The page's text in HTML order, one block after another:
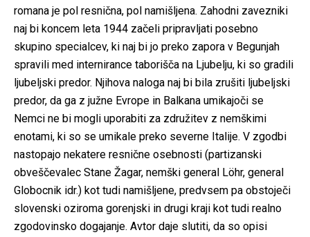
romana je pol resnična, pol namišljena. Zahodni zavezniki
naj bi koncem leta 1944 začeli pripravljati posebno
skupino specialcev, ki naj bi jo preko zapora v Begunjah
spravili med internirance taborišča na Ljubelju, ki so gradili
ljubeljski predor. Njihova naloga naj bi bila zrušiti ljubeljski
predor, da ga z južne Evrope in Balkana umikajoči se
Nemci ne bi mogli uporabiti za združitev z nemškimi
enotami, ki so se umikale preko severne Italije. V zgodbi
nastopajo nekatere resnične osebnosti (partizanski
obveščevalec Stane Žagar, nemški general Löhr, general
Globocnik idr.) kot tudi namišljene, predvsem pa obstoječi
slovenski oziroma gorenjski in drugi kraji kot tudi realno
zgodovinsko dogajanje. Avtor daje slutiti, da so opisi